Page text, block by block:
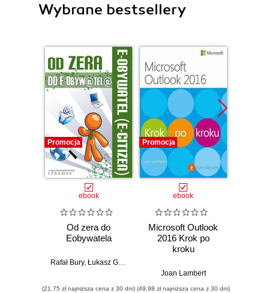
Wybrane bestsellery
Promocja
ebook
Od zera do
Eobywatela
Rafał Bury, Łukasz Galos
(21,75 zł najniższa cena z 30 dni)
Promocja
ebook
Microsoft Outlook
2016 Krok po
kroku
Joan Lambert
(49,98 zł najniższa cena z 30 dni)